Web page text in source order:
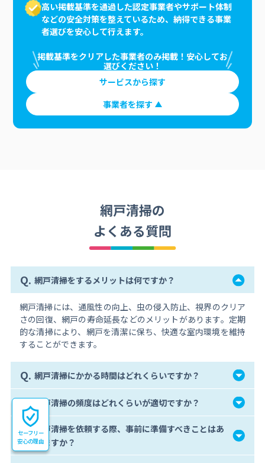
高い掲載基準を通過した認定事業者やサポート体制
などの安全対策を整えているため、納得できる事業
者選びを安心して行えます。
掲載基準をクリアした事業者のみ掲載！安心してお
選びください！
サービスから探す
事業者を探す
網戸清掃の
よくある質問
Q. 網戸清掃をするメリットは何ですか？
網戸清掃には、通風性の向上、虫の侵入防止、視界のクリア
さの回復、網戸の寿命延長などのメリットがあります。定期
的な清掃により、網戸を清潔に保ち、快適な室内環境を維持
することができます。
Q. 網戸清掃にかかる時間はどれくらいですか？
Q. 網戸清掃の頻度はどれくらいが適切ですか？
Q. 網戸清掃を依頼する際、事前に準備すべきことはあ
りますか？
セーフリー
安心の理由